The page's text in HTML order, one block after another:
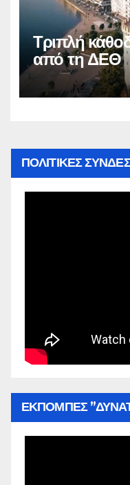
Τριπλή
από τη ΔΕΘ
ΠΟΛΙΤΙΚΕΣ
ΕΚΠΟΜΠΕΣ